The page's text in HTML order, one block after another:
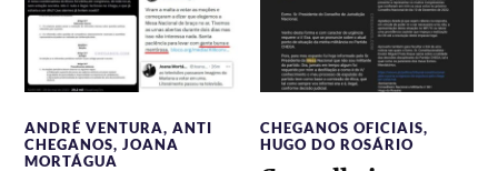
ANDRÉ VENTURA,ANTI
CHEGANOS,JOANA
MORTÁGUA
CHEGANOS OFICIAIS,
HUGO DO ROSÁRIO